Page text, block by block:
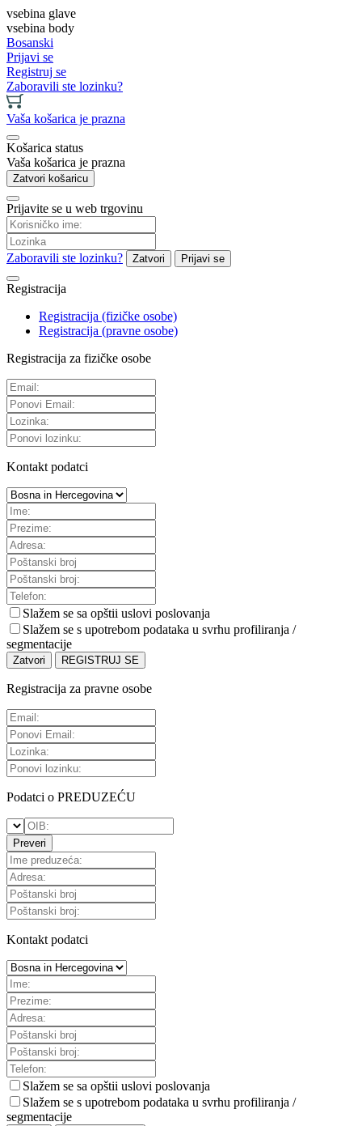
vsebina glave
vsebina body
Bosanski
Prijavi se
Registruj se
Zaboravili ste lozinku?
Vaša košarica je prazna
Košarica status
Vaša košarica je prazna
Zatvori košaricu
Prijavite se u web trgovinu
Zaboravili ste lozinku? Zatvori Prijavi se
Registracija
Registracija (fizičke osobe)
Registracija (pravne osobe)
Registracija za fizičke osobe
Kontakt podatci
Slažem se sa opštii uslovi poslovanja
Slažem se s upotrebom podataka u svrhu profiliranja /
segmentacije
Zatvori REGISTRUJ SE
Registracija za pravne osobe
Podatci o PREDUZEĆU
Preveri
Kontakt podatci
Slažem se sa opštii uslovi poslovanja
Slažem se s upotrebom podataka u svrhu profiliranja /
segmentacije